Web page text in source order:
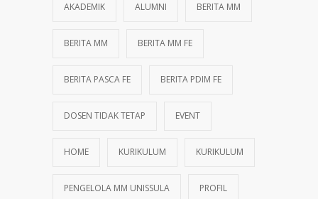
AKADEMIK ALUMNI BERITA MM
BERITA MM BERITA MM FE
BERITA PASCA FE BERITA PDIM FE
DOSEN TIDAK TETAP EVENT
HOME KURIKULUM KURIKULUM
PENGELOLA MM UNISSULA PROFIL